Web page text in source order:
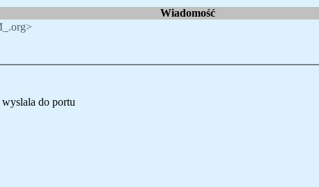
Wiadomość
do portu